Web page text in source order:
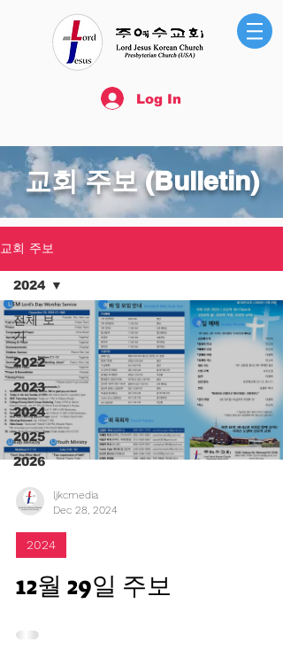
Log In
​교회 주보 (Bulletin)
교회 주보
전체 보
기
2022
2023
2024
2025
2026
2024
ljkcmedia
Dec 28, 2024
2024
12월 29일 주보